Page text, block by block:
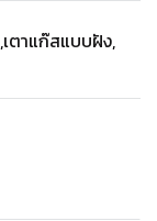
,เตาแก๊สแบบฝัง,